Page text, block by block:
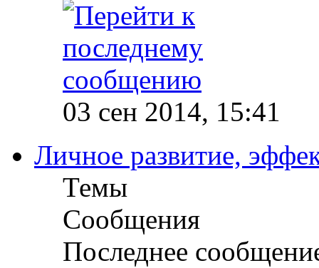
03 сен 2014, 15:41
Личное развитие,
Темы
Сообщения
Последнее